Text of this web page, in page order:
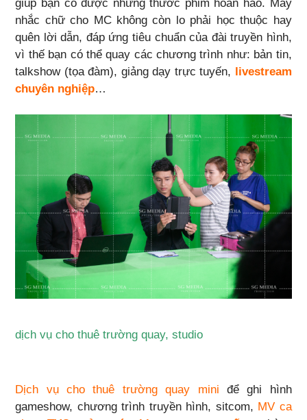
giúp bạn có được những thước phim hoàn hảo. Máy
nhắc chữ cho MC không còn lo phải học thuộc hay
quên lời dẫn, đáp ứng tiêu chuẩn của đài truyền hình,
vì thế bạn có thể quay các chương trình như: bản tin,
talkshow (tọa đàm), giảng dạy trực tuyến, livestream
chuyên nghiệp…
dịch vụ cho thuê trường quay, studio
Dịch vụ cho thuê trường quay mini để ghi hình
gameshow, chương trình truyền hình, sitcom, MV ca